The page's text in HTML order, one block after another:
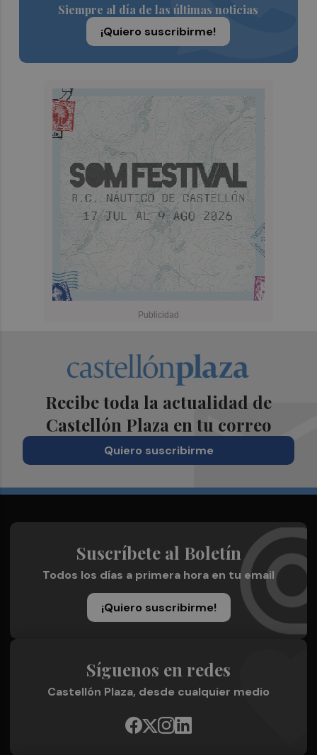
Siempre al día de las últimas noticias
¡Quiero suscribirme!
Recibe toda la actualidad de
Castellón Plaza en tu correo
Quiero suscribirme
Suscríbete al Boletín
Todos los días a primera hora en tu email
¡Quiero suscribirme!
Síguenos en redes
Castellón Plaza, desde cualquier medio